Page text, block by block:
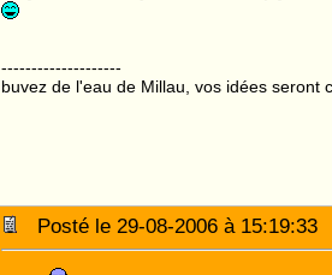
--------------------
buvez de l'eau de Millau, vos idées seront
Posté le 29-08-2006 à